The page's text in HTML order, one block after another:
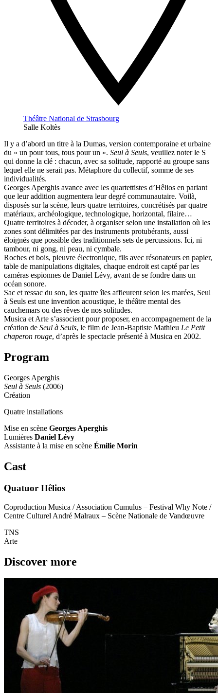
Théâtre National de Strasbourg
Salle Koltès
Il y a d’abord un titre à la Dumas, version contemporaine et urbaine
du « un pour tous, tous pour un ». Seul à Seuls, veuillez noter le S
qui donne la clé : chacun, avec sa solitude, rapporté au groupe sans
lequel elle ne serait pas. Métaphore du collectif, somme de ses
individualités.
Georges Aperghis avance avec les quartettistes d’Hêlios en pariant
que leur addition augmentera leur degré communautaire. Voilà,
disposés sur la scène, leurs quatre territoires, concrétisés par quatre
matériaux, archéologique, technologique, horizontal, filaire…
Quatre territoires à décoder, à organiser selon une installation où les
zones sont délimitées par des instruments protubérants, aussi
éloignés que possible des traditionnels sets de percussions. Ici, ni
tambour, ni gong, ni peau, ni cymbale.
Roches et bois, pieuvre électronique, fils avec résonateurs en papier,
table de manipulations digitales, chaque endroit est capté par les
caméras espionnes de Daniel Lévy, avant de se fondre dans un
océan sonore.
Sac et ressac du son, les quatre îles affleurent selon les marées, Seul
à Seuls est une invention acoustique, le théâtre mental des
cauchemars ou des rêves de nos solitudes.
Musica et Arte s’associent pour proposer, en accompagnement de la
création de Seul à Seuls, le film de Jean-Baptiste Mathieu Le Petit
chaperon rouge, d’après le spectacle présenté à Musica en 2002.
Program
Georges Aperghis
Seul à Seuls (2006)
Création
Quatre installations
Mise en scène Georges Aperghis
Lumières Daniel Lévy
Assistante à la mise en scène Émilie Morin
Cast
Quatuor Hêlios
Coproduction Musica / Association Cumulus – Festival Why Note /
Centre Culturel André Malraux – Scène Nationale de Vandœuvre
TNS
Arte
Discover more